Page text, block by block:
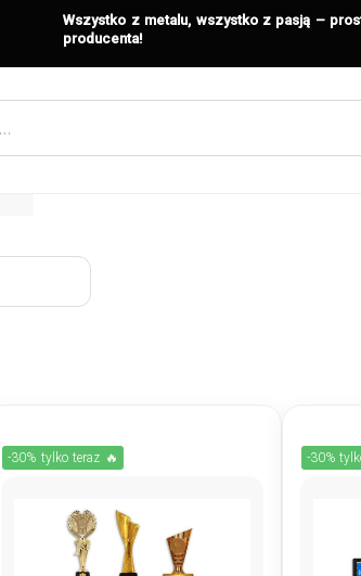
Wszystko z metalu, wszystko z pasją –
producenta!
-30% tylko teraz 🔥 -30%